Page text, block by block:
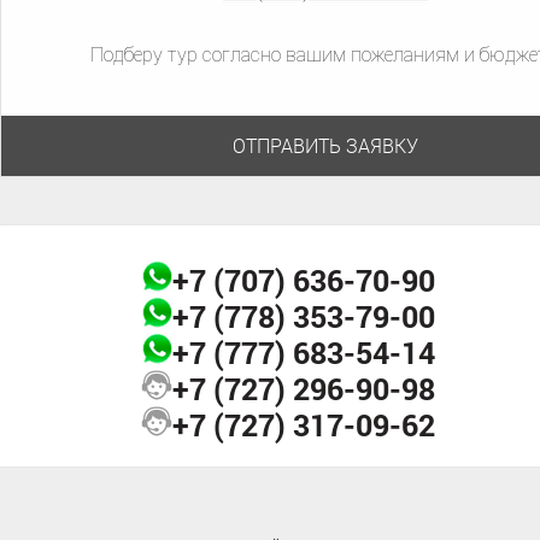
Лагуна-де-Бай расположены известные курорты Лос-Банос, Куйяб,
Минданао – второй по величине остров архипелага. Его можно
назвать настоящим туристическим раем. Пляжи острова,
омываемого четырьмя морями, состоят из черного
Подберу тур согласно вашим пожеланиям и
ОТПРАВИТЬ ЗАЯВКУ
+7 (707) 636-70-90
+7 (778) 353-79-00
+7 (777) 683-54-14
+7 (727) 296-90-98
+7 (727) 317-09-62